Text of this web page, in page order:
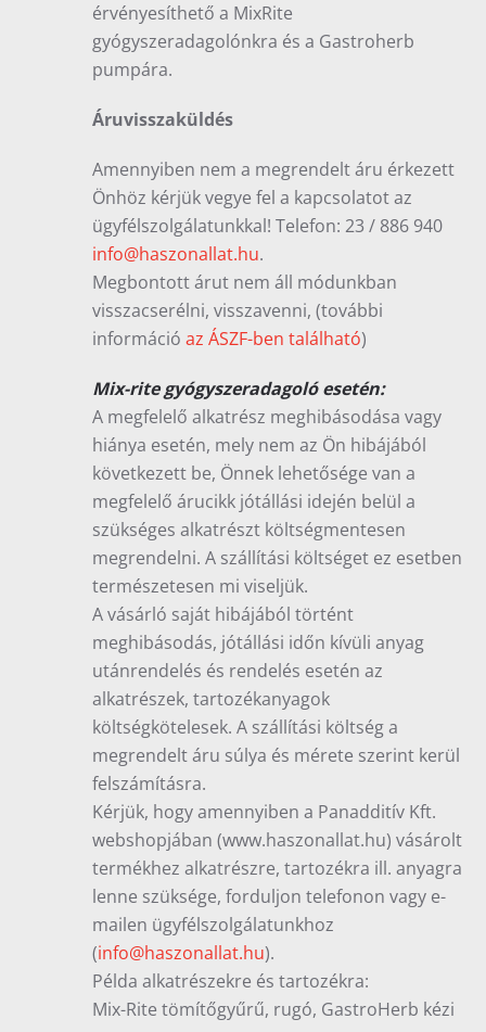
érvényesíthető a MixRite
gyógyszeradagolónkra és a Gastroherb
pumpára.
Áruvisszaküldés
Amennyiben nem a megrendelt áru érkezett
Önhöz kérjük vegye fel a kapcsolatot az
ügyfélszolgálatunkkal! Telefon: 23 / 886 940
info@haszonallat.hu.
Megbontott árut nem áll módunkban
visszacserélni, visszavenni, (további
információ az ÁSZF-ben található)
Mix-rite gyógyszeradagoló esetén:
A megfelelő alkatrész meghibásodása vagy
hiánya esetén, mely nem az Ön hibájából
következett be, Önnek lehetősége van a
megfelelő árucikk jótállási idején belül a
szükséges alkatrészt költségmentesen
megrendelni. A szállítási költséget ez esetben
természetesen mi viseljük.
A vásárló saját hibájából történt
meghibásodás, jótállási időn kívüli anyag
utánrendelés és rendelés esetén az
alkatrészek, tartozékanyagok
költségkötelesek. A szállítási költség a
megrendelt áru súlya és mérete szerint kerül
felszámításra.
Kérjük, hogy amennyiben a Panadditív Kft.
webshopjában (www.haszonallat.hu) vásárolt
termékhez alkatrészre, tartozékra ill. anyagra
lenne szüksége, forduljon telefonon vagy e-
mailen ügyfélszolgálatunkhoz
(info@haszonallat.hu).
Példa alkatrészekre és tartozékra:
Mix-Rite tömítőgyűrű, rugó, GastroHerb kézi